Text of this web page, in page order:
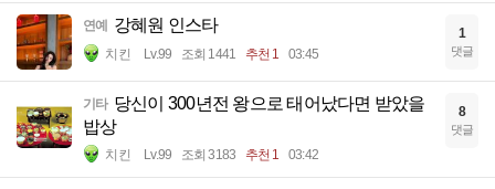
연예 강혜원 인스타
치킨 Lv.99 조회 1441 추천 1 03:45
1
댓글
기타 당신이 300년전 왕으로 태어났다면 받았을
밥상
치킨 Lv.99 조회 3183 추천 1 03:42
8
댓글